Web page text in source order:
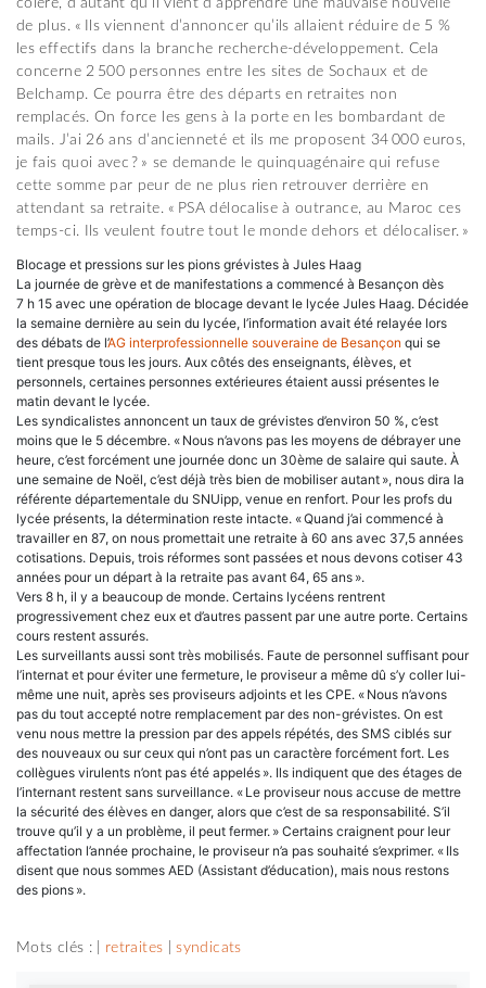
de plus. « Ils viennent d’annoncer qu’ils allaient réduire de 5 %
les effectifs dans la branche recherche-développement. Cela
concerne 2 500 personnes entre les sites de Sochaux et de
Belchamp. Ce pourra être des départs en retraites non
remplacés. On force les gens à la porte en les bombardant de
mails. J’ai 26 ans d’ancienneté et ils me proposent 34 000 euros,
je fais quoi avec ? » se demande le quinquagénaire qui refuse
cette somme par peur de ne plus rien retrouver derrière en
attendant sa retraite. « PSA délocalise à outrance, au Maroc ces
temps-ci. Ils veulent foutre tout le monde dehors et délocaliser. »
Blocage et pressions sur les pions grévistes à Jules Haag
La journée de grève et de manifestations a commencé à Besançon dès
7 h 15 avec une opération de blocage devant le lycée Jules Haag. Décidée
la semaine dernière au sein du lycée, l’information avait été relayée lors
des débats de l’AG interprofessionnelle souveraine de Besançon qui se
tient presque tous les jours. Aux côtés des enseignants, élèves, et
personnels, certaines personnes extérieures étaient aussi présentes le
matin devant le lycée.
Les syndicalistes annoncent un taux de grévistes d’environ 50 %, c’est
moins que le 5 décembre. « Nous n’avons pas les moyens de débrayer une
heure, c’est forcément une journée donc un 30ème de salaire qui saute. À
une semaine de Noël, c’est déjà très bien de mobiliser autant », nous dira la
référente départementale du SNUipp, venue en renfort. Pour les profs du
lycée présents, la détermination reste intacte. « Quand j’ai commencé à
travailler en 87, on nous promettait une retraite à 60 ans avec 37,5 années
cotisations. Depuis, trois réformes sont passées et nous devons cotiser 43
années pour un départ à la retraite pas avant 64, 65 ans ».
Vers 8 h, il y a beaucoup de monde. Certains lycéens rentrent
progressivement chez eux et d’autres passent par une autre porte. Certains
cours restent assurés.
Les surveillants aussi sont très mobilisés. Faute de personnel suffisant pour
l’internat et pour éviter une fermeture, le proviseur a même dû s’y coller lui-
même une nuit, après ses proviseurs adjoints et les CPE. « Nous n’avons
pas du tout accepté notre remplacement par des non-grévistes. On est
venu nous mettre la pression par des appels répétés, des SMS ciblés sur
des nouveaux ou sur ceux qui n’ont pas un caractère forcément fort. Les
collègues virulents n’ont pas été appelés ». Ils indiquent que des étages de
l’internant restent sans surveillance. « Le proviseur nous accuse de mettre
la sécurité des élèves en danger, alors que c’est de sa responsabilité. S’il
trouve qu’il y a un problème, il peut fermer. » Certains craignent pour leur
affectation l’année prochaine, le proviseur n’a pas souhaité s’exprimer. « Ils
disent que nous sommes AED (Assistant d’éducation), mais nous restons
des pions ».
Mots clés : | retraites |syndicats